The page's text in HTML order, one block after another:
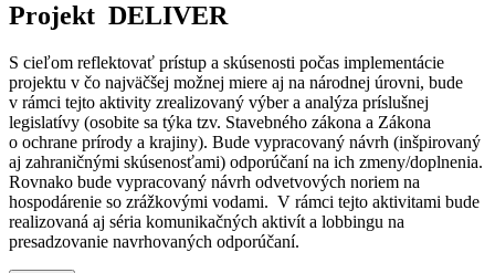
Projekt DELIVER
S cieľom reflektovať prístup a skúsenosti počas implementácie
projektu v čo najväčšej možnej miere aj na národnej úrovni, bude
v rámci tejto aktivity zrealizovaný výber a analýza príslušnej
legislatívy (osobite sa týka tzv. Stavebného zákona a Zákona
o ochrane prírody a krajiny). Bude vypracovaný návrh (inšpirovaný
aj zahraničnými skúsenosťami) odporúčaní na ich zmeny/doplnenia.
Rovnako bude vypracovaný návrh odvetvových noriem na
hospodárenie so zrážkovými vodami. V rámci tejto aktivitami bude
realizovaná aj séria komunikačných aktivít a lobbingu na
presadzovanie navrhovaných odporúčaní.